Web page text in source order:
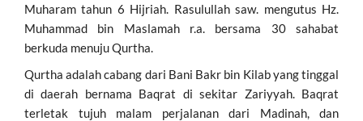
Muharam tahun 6 Hijriah. Rasulullah saw. mengutus Hz.
Muhammad bin Maslamah r.a. bersama 30 sahabat
berkuda menuju Qurtha.
Qurtha adalah cabang dari Bani Bakr bin Kilab yang tinggal
di daerah bernama Baqrat di sekitar Zariyyah. Baqrat
terletak tujuh malam perjalanan dari Madinah, dan